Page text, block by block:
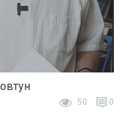
50 0